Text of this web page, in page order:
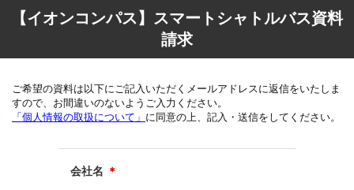
【イオンコンパス】スマートシャトルバス資料
請求
ご希望の資料は以下にご記入いただくメールアドレスに返信をいたしま
すので、お間違いのないようご入力ください。
「個人情報の取扱について」 に同意の上、記入・送信をしてください。
会社名 ＊